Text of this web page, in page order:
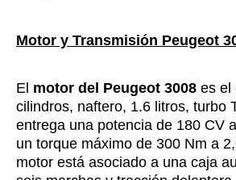
Motor y Transmisión Peugeot
El motor del Peugeot 3008 es el
cilindros, naftero, 1.6 litros, turbo
entrega una potencia de 180 CV
un torque máximo de 300 Nm a
motor está asociado a una caja